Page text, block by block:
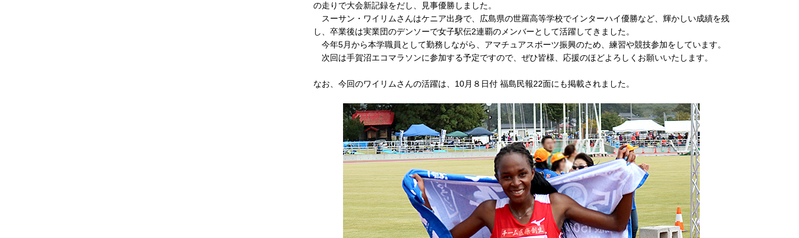
の走りで大会新記録をだし、見事優勝しました。
スーサン・ワイリムさんはケニア出身で、広島県の世羅高等学校でインターハイ優勝など、輝かしい成績を残
し、卒業後は実業団のデンソーで女子駅伝2連覇のメンバーとして活躍してきました。
今年5月から本学職員として勤務しながら、アマチュアスポーツ振興のため、練習や競技参加をしています。
次回は手賀沼エコマラソンに参加する予定ですので、ぜひ皆様、応援のほどよろしくお願いいたします。
なお、今回のワイリムさんの活躍は、10月８日付 福島民報22面にも掲載されました。